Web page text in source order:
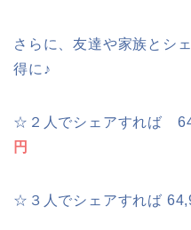
さらに、友達や家族とシ
得に♪
☆２人でシェアすれば
円
☆３人でシェアすれば